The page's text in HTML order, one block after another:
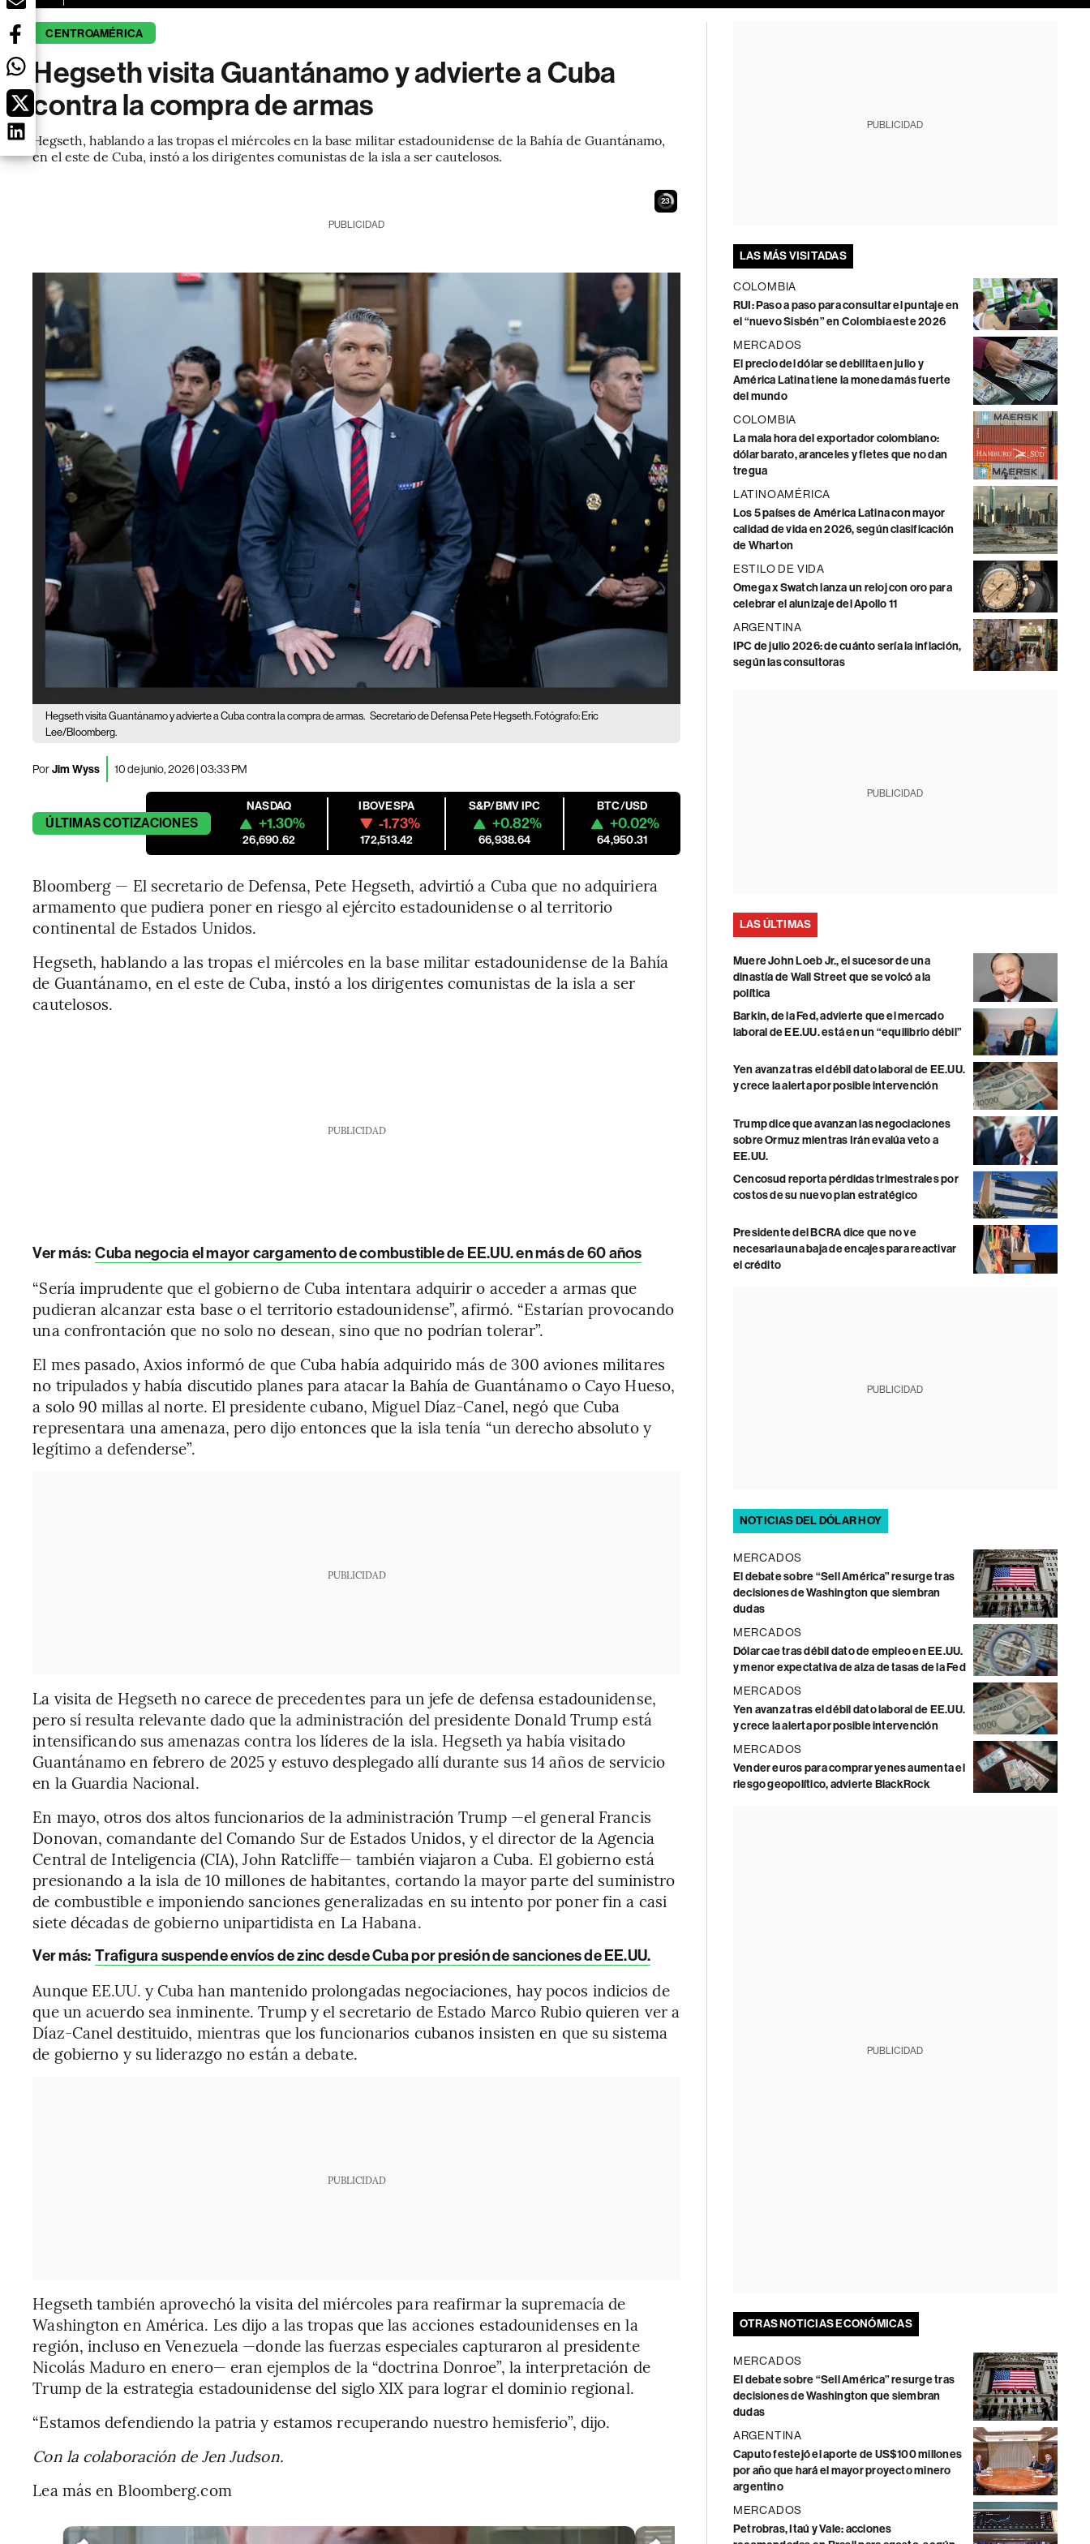
CENTROAMÉRICA
Hegseth visita Guantánamo y advierte a Cuba
contra la compra de armas
Hegseth, hablando a las tropas el miércoles en la base militar estadounidense de la Bahía de Guantánamo,
en el este de Cuba, instó a los dirigentes comunistas de la isla a ser cautelosos.
21
PUBLICIDAD
Hegseth visita Guantánamo y advierte a Cuba contra la compra de armas. Secretario de Defensa Pete Hegseth. Fotógrafo: Eric
Lee/Bloomberg.
PorJim Wyss 10 de junio, 2026 | 03:33 PM
ÚLTIMASCOTIZACIONES
NASDAQ
+1.30%
26,690.62
IBOVESPA
-1.73%
172,513.42
S&P/BMV IPC
+0.82%
66,938.64
BTC/USD
+0.02%
64,950.31
Bloomberg — El secretario de Defensa, Pete Hegseth, advirtió a Cuba que no adquiriera
armamento que pudiera poner en riesgo al ejército estadounidense o al territorio
continental de Estados Unidos.
Hegseth, hablando a las tropas el miércoles en la base militar estadounidense de la Bahía
de Guantánamo, en el este de Cuba, instó a los dirigentes comunistas de la isla a ser
cautelosos.
PUBLICIDAD
Ver más: Cuba negocia el mayor cargamento de combustible de EE.UU. en más de 60 años
“Sería imprudente que el gobierno de Cuba intentara adquirir o acceder a armas que
pudieran alcanzar esta base o el territorio estadounidense”, afirmó. “Estarían provocando
una confrontación que no solo no desean, sino que no podrían tolerar”.
El mes pasado, Axios informó de que Cuba había adquirido más de 300 aviones militares
no tripulados y había discutido planes para atacar la Bahía de Guantánamo o Cayo Hueso,
a solo 90 millas al norte. El presidente cubano, Miguel Díaz-Canel, negó que Cuba
representara una amenaza, pero dijo entonces que la isla tenía “un derecho absoluto y
legítimo a defenderse”.
PUBLICIDAD
La visita de Hegseth no carece de precedentes para un jefe de defensa estadounidense,
pero sí resulta relevante dado que la administración del presidente Donald Trump está
intensificando sus amenazas contra los líderes de la isla. Hegseth ya había visitado
Guantánamo en febrero de 2025 y estuvo desplegado allí durante sus 14 años de servicio
en la Guardia Nacional.
En mayo, otros dos altos funcionarios de la administración Trump —el general Francis
Donovan, comandante del Comando Sur de Estados Unidos, y el director de la Agencia
Central de Inteligencia (CIA), John Ratcliffe— también viajaron a Cuba. El gobierno está
presionando a la isla de 10 millones de habitantes, cortando la mayor parte del suministro
de combustible e imponiendo sanciones generalizadas en su intento por poner fin a casi
siete décadas de gobierno unipartidista en La Habana.
Ver más: Trafigura suspende envíos de zinc desde Cuba por presión de sanciones de EE.UU.
Aunque EE.UU. y Cuba han mantenido prolongadas negociaciones, hay pocos indicios de
que un acuerdo sea inminente. Trump y el secretario de Estado Marco Rubio quieren ver a
Díaz-Canel destituido, mientras que los funcionarios cubanos insisten en que su sistema
de gobierno y su liderazgo no están a debate.
PUBLICIDAD
Hegseth también aprovechó la visita del miércoles para reafirmar la supremacía de
Washington en América. Les dijo a las tropas que las acciones estadounidenses en la
región, incluso en Venezuela —donde las fuerzas especiales capturaron al presidente
Nicolás Maduro en enero— eran ejemplos de la “doctrina Donroe”, la interpretación de
Trump de la estrategia estadounidense del siglo XIX para lograr el dominio regional.
“Estamos defendiendo la patria y estamos recuperando nuestro hemisferio”, dijo.
Con la colaboración de Jen Judson.
Lea más en Bloomberg.com
PUBLICIDAD
LAS MÁS VISITADAS
COLOMBIA
RUI: Paso a paso para consultar el puntaje en
el “nuevo Sisbén” en Colombia este 2026
MERCADOS
El precio del dólar se debilita en julio y
América Latina tiene la moneda más fuerte
del mundo
COLOMBIA
La mala hora del exportador colombiano:
dólar barato, aranceles y fletes que no dan
tregua
LATINOAMÉRICA
Los 5 países de América Latina con mayor
calidad de vida en 2026, según clasificación
de Wharton
ESTILO DE VIDA
Omega x Swatch lanza un reloj con oro para
celebrar el alunizaje del Apollo 11
ARGENTINA
IPC de julio 2026: de cuánto sería la inflación,
según las consultoras
PUBLICIDAD
LAS ÚLTIMAS
Muere John Loeb Jr., el sucesor de una
dinastía de Wall Street que se volcó a la
política
Barkin, de la Fed, advierte que el mercado
laboral de EE.UU. está en un “equilibrio débil”
Yen avanza tras el débil dato laboral de EE.UU.
y crece la alerta por posible intervención
Trump dice que avanzan las negociaciones
sobre Ormuz mientras Irán evalúa veto a
EE.UU.
Cencosud reporta pérdidas trimestrales por
costos de su nuevo plan estratégico
Presidente del BCRA dice que no ve
necesaria una baja de encajes para reactivar
el crédito
PUBLICIDAD
NOTICIAS DEL DÓLAR HOY
MERCADOS
El debate sobre “Sell América” resurge tras
decisiones de Washington que siembran
dudas
MERCADOS
Dólar cae tras débil dato de empleo en EE.UU.
y menor expectativa de alza de tasas de la Fed
MERCADOS
Yen avanza tras el débil dato laboral de EE.UU.
y crece la alerta por posible intervención
MERCADOS
Vender euros para comprar yenes aumenta el
riesgo geopolítico, advierte BlackRock
PUBLICIDAD
OTRAS NOTICIAS ECONÓMICAS
MERCADOS
El debate sobre “Sell América” resurge tras
decisiones de Washington que siembran
dudas
ARGENTINA
Caputo festejó el aporte de US$100 millones
por año que hará el mayor proyecto minero
argentino
MERCADOS
Petrobras, Itaú y Vale: acciones